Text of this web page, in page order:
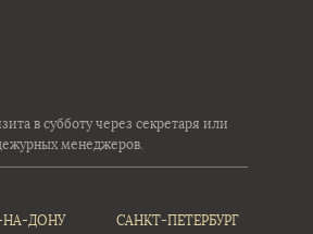
в субботу через секретаря или
менеджеров.
НА-ДОНУ САНКТ-ПЕТЕРБУРГ